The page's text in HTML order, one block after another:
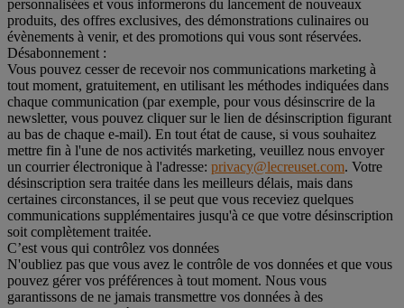
personnalisées et vous informerons du lancement de nouveaux
produits, des offres exclusives, des démonstrations culinaires ou
évènements à venir, et des promotions qui vous sont réservées.
Désabonnement :
Vous pouvez cesser de recevoir nos communications marketing à
tout moment, gratuitement, en utilisant les méthodes indiquées dans
chaque communication (par exemple, pour vous désinscrire de la
newsletter, vous pouvez cliquer sur le lien de désinscription figurant
au bas de chaque e-mail). En tout état de cause, si vous souhaitez
mettre fin à l'une de nos activités marketing, veuillez nous envoyer
un courrier électronique à l'adresse: privacy@lecreuset.com. Votre
désinscription sera traitée dans les meilleurs délais, mais dans
certaines circonstances, il se peut que vous receviez quelques
communications supplémentaires jusqu'à ce que votre désinscription
soit complètement traitée.
C’est vous qui contrôlez vos données
N'oubliez pas que vous avez le contrôle de vos données et que vous
pouvez gérer vos préférences à tout moment. Nous vous
garantissons de ne jamais transmettre vos données à des